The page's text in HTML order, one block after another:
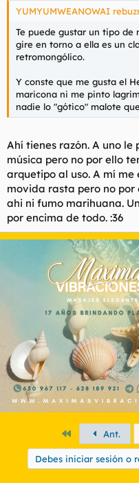
YUMYUMWEANOWAI
Te puede gustar un tipo de
gire en torno a ella es un
retromongólico.
Y conste que me gusta el
maricona ni me pinto
nadie lo "gótico" malote
Ahí tienes razón. A uno
música pero no por ello
arquetipo al uso. A mí
movida rasta pero no por
ahi ni fumo marihuana.
por encima de todo. :36
PrimeroAnt.
Debes iniciar sesión o